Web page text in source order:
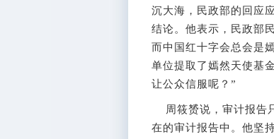
沉大海，民政部的回应
结论。他表示，民政部
而中国红十字会总会是
单位提取了嫣然天使基
让公众信服呢？”
周筱赟说，审计报告
在的审计报告中。他坚